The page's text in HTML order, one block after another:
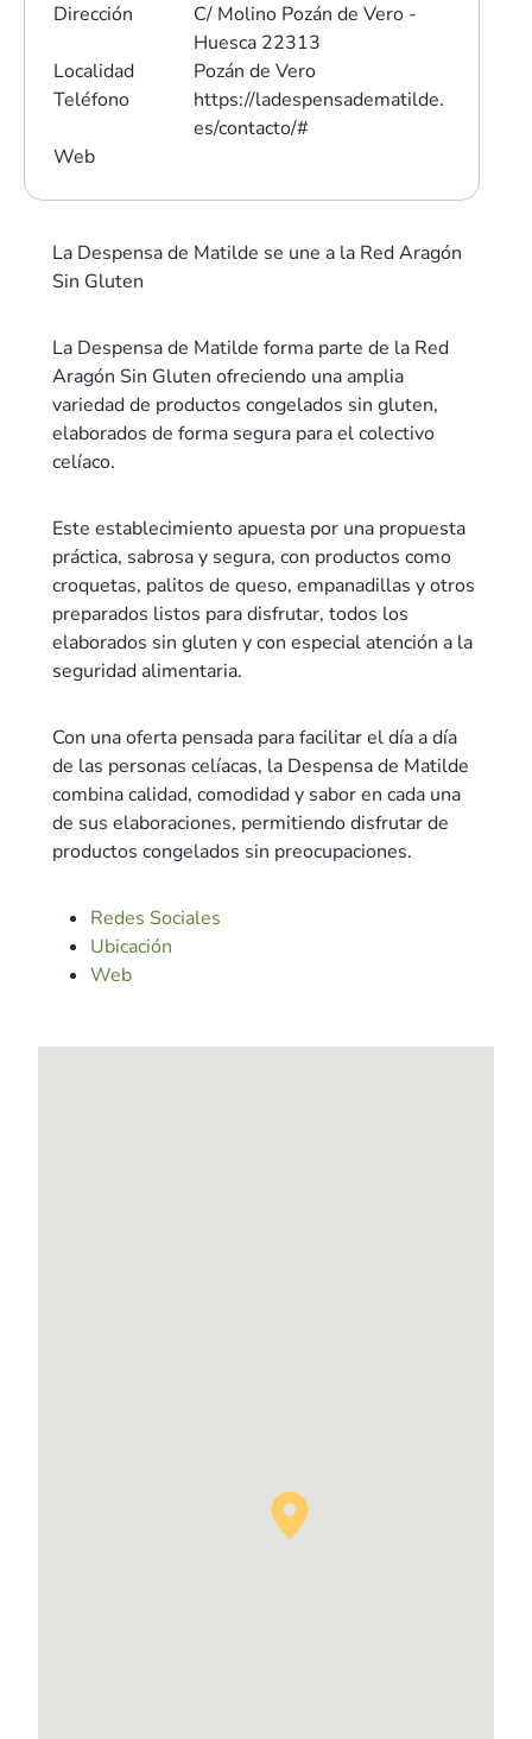
Dirección C/ Molino Pozán de Vero -
Huesca 22313
Localidad
Pozán de Vero
Teléfono
https://ladespensadematilde.
es/contacto/#
Web
La Despensa de Matilde se une a la Red Aragón
Sin Gluten
La Despensa de Matilde forma parte de la Red
Aragón Sin Gluten ofreciendo una amplia
variedad de productos congelados sin gluten,
elaborados de forma segura para el colectivo
celíaco.
Este establecimiento apuesta por una propuesta
práctica, sabrosa y segura, con productos como
croquetas, palitos de queso, empanadillas y otros
preparados listos para disfrutar, todos los
elaborados sin gluten y con especial atención a la
seguridad alimentaria.
Con una oferta pensada para facilitar el día a día
de las personas celíacas, la Despensa de Matilde
combina calidad, comodidad y sabor en cada una
de sus elaboraciones, permitiendo disfrutar de
productos congelados sin preocupaciones.
Redes Sociales
Ubicación
Web